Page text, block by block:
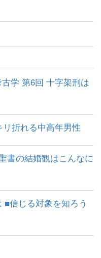
学 第6回 十字架刑は
折れる中高年男性
書の結婚観はこんなに
信じる対象を知ろう